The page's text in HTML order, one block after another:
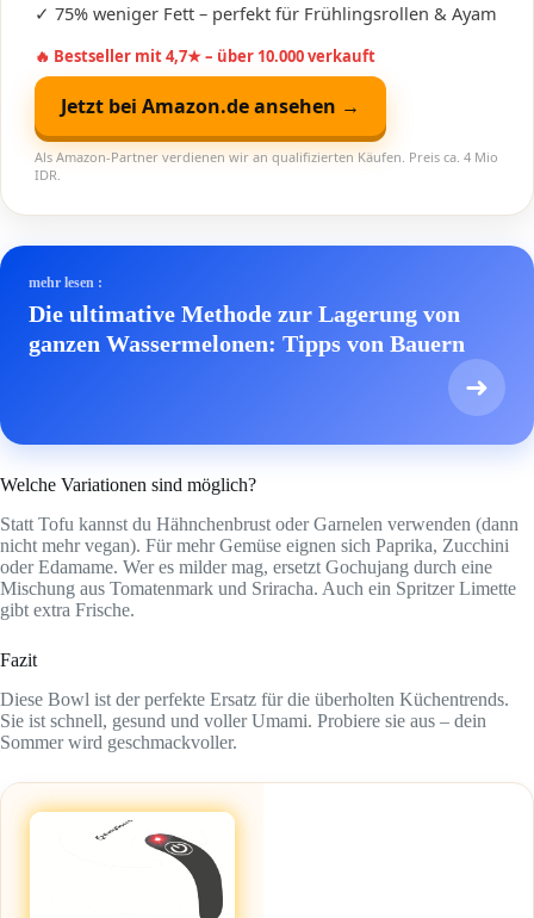
✓ 75% weniger Fett – perfekt für Frühlingsrollen & Ayam
🔥 Bestseller mit 4,7★ – über 10.000 verkauft
Jetzt bei Amazon.de ansehen →
Als Amazon-Partner verdienen wir an qualifizierten Käufen. Preis ca. 4 Mio
IDR.
mehr lesen :
Die ultimative Methode zur Lagerung von
ganzen Wassermelonen: Tipps von Bauern
➜
Welche Variationen sind möglich?
Statt Tofu kannst du Hähnchenbrust oder Garnelen verwenden (dann
nicht mehr vegan). Für mehr Gemüse eignen sich Paprika, Zucchini
oder Edamame. Wer es milder mag, ersetzt Gochujang durch eine
Mischung aus Tomatenmark und Sriracha. Auch ein Spritzer Limette
gibt extra Frische.
Fazit
Diese Bowl ist der perfekte Ersatz für die überholten Küchentrends.
Sie ist schnell, gesund und voller Umami. Probiere sie aus – dein
Sommer wird geschmackvoller.